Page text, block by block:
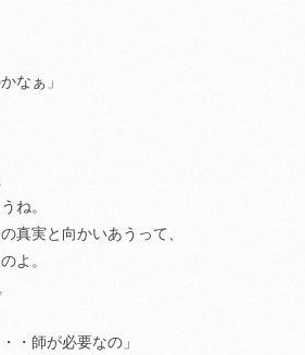
なぁ」
ね。
真実と向かいあうって、
よ。
・師が必要なの」